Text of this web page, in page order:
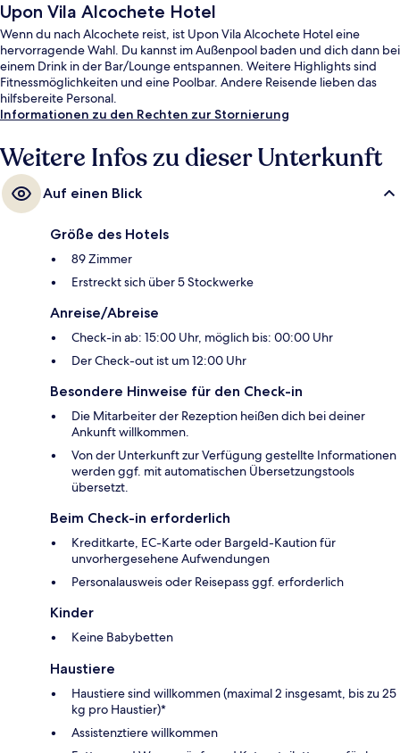
Upon Vila Alcochete Hotel
Wenn du nach Alcochete reist, ist Upon Vila Alcochete Hotel eine
hervorragende Wahl. Du kannst im Außenpool baden und dich dann bei
einem Drink in der Bar/Lounge entspannen. Weitere Highlights sind
Fitnessmöglichkeiten und eine Poolbar. Andere Reisende lieben das
hilfsbereite Personal.
Informationen zu den Rechten zur Stornierung
Weitere Infos zu dieser Unterkunft
Auf einen Blick
Größe des Hotels
89 Zimmer
Erstreckt sich über 5 Stockwerke
Anreise/Abreise
Check-in ab: 15:00 Uhr, möglich bis: 00:00 Uhr
Der Check-out ist um 12:00 Uhr
Besondere Hinweise für den Check-in
Die Mitarbeiter der Rezeption heißen dich bei deiner
Ankunft willkommen.
Von der Unterkunft zur Verfügung gestellte Informationen
werden ggf. mit automatischen Übersetzungstools
übersetzt.
Beim Check-in erforderlich
Kreditkarte, EC-Karte oder Bargeld-Kaution für
unvorhergesehene Aufwendungen
Personalausweis oder Reisepass ggf. erforderlich
Kinder
Keine Babybetten
Haustiere
Haustiere sind willkommen (maximal 2 insgesamt, bis zu 25
kg pro Haustier)*
Assistenztiere willkommen